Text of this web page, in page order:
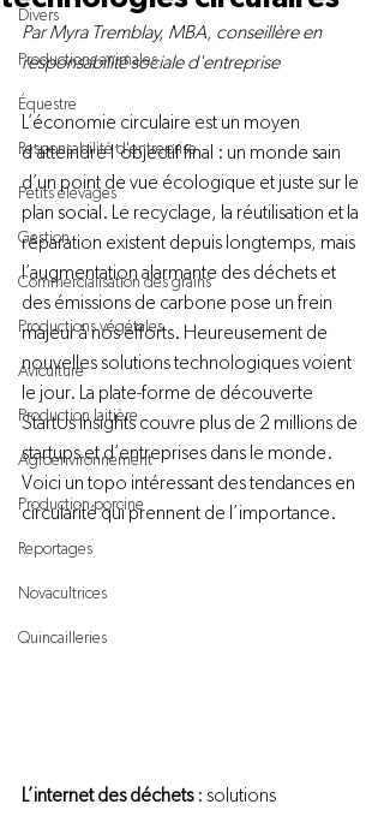
Divers
Productions animales
Équestre
Responsabilité d'entreprise
Petits élevages
Gestion
Commercialisation des grains
Productions végétales
Aviculture
Production laitière
Agroenvironnement
Production porcine
Reportages
Novacultrices
Quincailleries
Par Myra Tremblay, MBA, conseillère en
responsabilité sociale d'entreprise
L’économie circulaire est un moyen
d’atteindre l’objectif final : un monde sain
d’un point de vue écologique et juste sur le
plan social. Le recyclage, la réutilisation et la
réparation existent depuis longtemps, mais
l’augmentation alarmante des déchets et
des émissions de carbone pose un frein
majeur à nos efforts. Heureusement de
nouvelles solutions technologiques voient
le jour. La plate-forme de découverte
StartUs Insights couvre plus de 2 millions de
startups et d’entreprises dans le monde.
Voici un topo intéressant des tendances en
circularité qui prennent de l’importance.
L’internet des déchets : solutions